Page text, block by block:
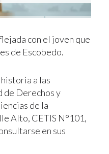
con el joven que
de Escobedo.
a las
de Derechos y
de la
Alto, CETIS N°101,
en sus